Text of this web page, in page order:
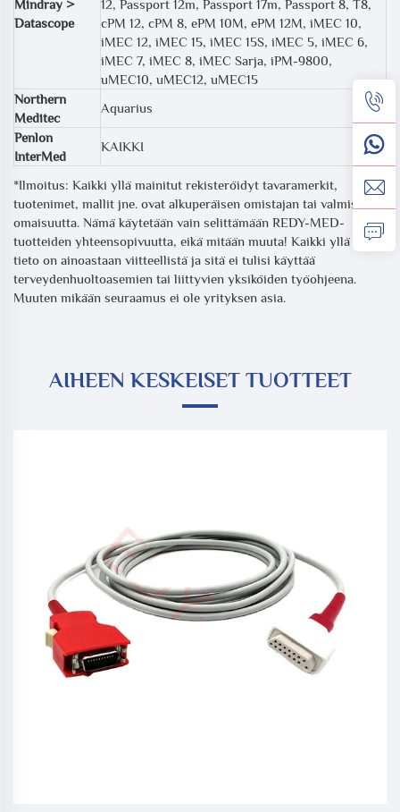
Mindray >
Datascope
12, Passport 12m, Passport 17m, Passport 8, T8,
cPM 12, cPM 8, ePM 10M, ePM 12M, iMEC 10,
iMEC 12, iMEC 15, iMEC 15S, iMEC 5, iMEC 6,
iMEC 7, iMEC 8, iMEC Sarja, iPM-9800,
uMEC10, uMEC12, uMEC15
Northern
Meditec
Aquarius
Penlon
InterMed
KAIKKI
*Ilmoitus: Kaikki yllä mainitut rekisteröidyt tavaramerkit,
tuotenimet, mallit jne. ovat alkuperäisen omistajan tai valmistajan
omaisuutta. Nämä käytetään vain selittämään REDY-MED-
tuotteiden yhteensopivuutta, eikä mitään muuta! Kaikki yllä oleva
tieto on ainoastaan viitteellistä ja sitä ei tulisi käyttää
terveydenhuoltoasemien tai liittyvien yksiköiden työohjeena.
Muuten mikään seuraamus ei ole yrityksen asia.
AIHEEN KESKEISET TUOTTEET